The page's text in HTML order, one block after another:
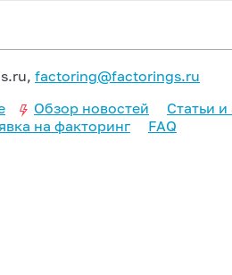
factoring@factorings.ru
Обзор новостей
Статьи
на факторинг FAQ